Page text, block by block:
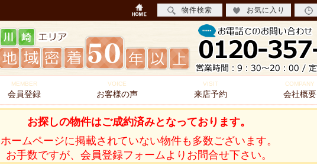
MEMBER
会員登録
VOICE
お客様の声
VISIT
来店予約
COMPANY
会社概要
お探しの物件はご成約済みとなっております。
ホームページに掲載されていない物件も多数ございます。
お手数ですが、会員登録フォームよりお問合せ下さい。
物件検索 お気に入り